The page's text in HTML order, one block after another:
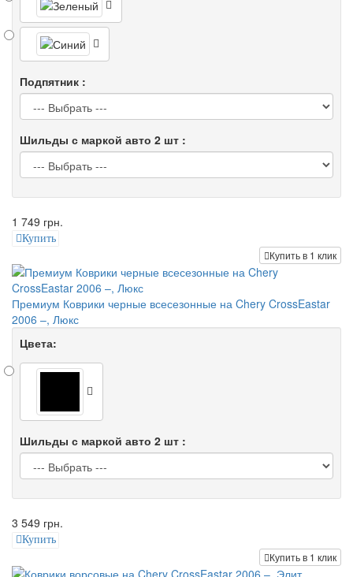
Подпятник :
Шильды с маркой авто 2 шт :
1 749 грн.
Купить
Купить в 1 клик
Премиум Коврики черные всесезонные на Chery CrossEastar
2006 –, Люкс
Цвета:
Шильды с маркой авто 2 шт :
3 549 грн.
Купить
Купить в 1 клик